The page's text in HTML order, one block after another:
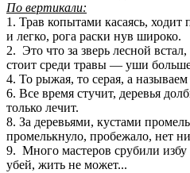
По вертикали:
1. Трав копытами касаясь, ходит
и легко, рога раски нув широко.
2. Это что за зверь лесной
стоит среди травы — уши
4. То рыжая, то серая, а называем
6. Все время стучит, деревья
только лечит.
8. За деревьями, кустами
промелькнуло, пробежало, нет
9. Много мастеров срубили избу
убей, жить не может...